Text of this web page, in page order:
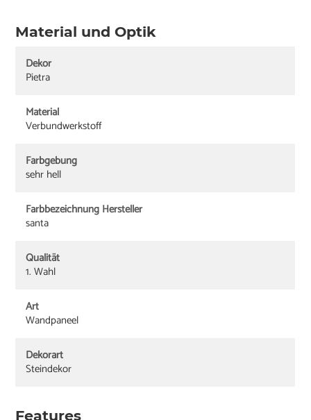
Material und Optik
Dekor
Pietra
Material
Verbundwerkstoff
Farbgebung
sehr hell
Farbbezeichnung Hersteller
santa
Qualität
1. Wahl
Art
Wandpaneel
Dekorart
Steindekor
Features